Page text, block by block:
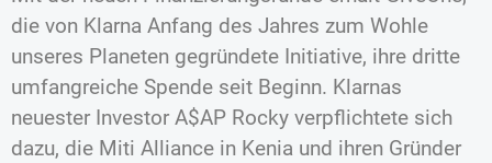
die von Klarna Anfang des Jahres zum Wohle
unseres Planeten gegründete Initiative, ihre dritte
umfangreiche Spende seit Beginn. Klarnas
neuester Investor A$AP Rocky verpflichtete sich
dazu, die Miti Alliance in Kenia und ihren Gründer